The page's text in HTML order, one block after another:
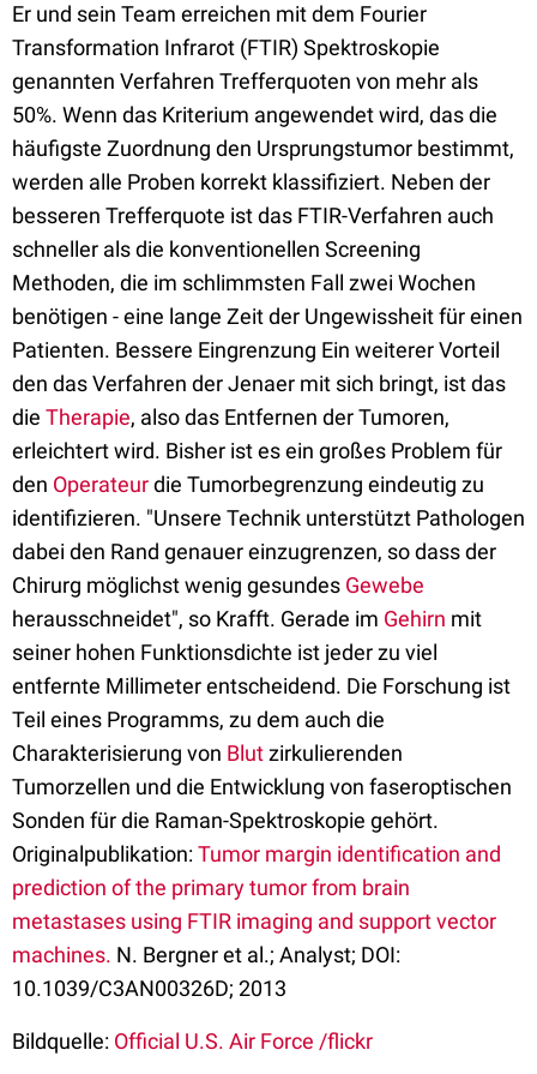
Er und sein Team erreichen mit dem Fourier
Transformation Infrarot (FTIR) Spektroskopie
genannten Verfahren Trefferquoten von mehr als
50%. Wenn das Kriterium angewendet wird, das die
häufigste Zuordnung den Ursprungstumor bestimmt,
werden alle Proben korrekt klassifiziert. Neben der
besseren Trefferquote ist das FTIR-Verfahren auch
schneller als die konventionellen Screening
Methoden, die im schlimmsten Fall zwei Wochen
benötigen - eine lange Zeit der Ungewissheit für einen
Patienten. Bessere Eingrenzung Ein weiterer Vorteil
den das Verfahren der Jenaer mit sich bringt, ist das
die Therapie, also das Entfernen der Tumoren,
erleichtert wird. Bisher ist es ein großes Problem für
den Operateurdie Tumorbegrenzung eindeutig zu
identifizieren. "Unsere Technik unterstützt Pathologen
dabei den Rand genauer einzugrenzen, so dass der
Chirurg möglichst wenig gesundes Gewebe
herausschneidet", so Krafft. Gerade im Gehirn mit
seiner hohen Funktionsdichte ist jeder zu viel
entfernte Millimeter entscheidend. Die Forschung ist
Teil eines Programms, zu dem auch die
Charakterisierung von Blutzirkulierenden
Tumorzellen und die Entwicklung von faseroptischen
Sonden für die Raman-Spektroskopie gehört.
Originalpublikation:Tumor margin identification and
prediction of the primary tumor from brain
metastases using FTIR imaging and support vector
machines. N. Bergner et al.; Analyst; DOI:
10.1039/C3AN00326D; 2013
Bildquelle: Official U.S. Air Force /flickr